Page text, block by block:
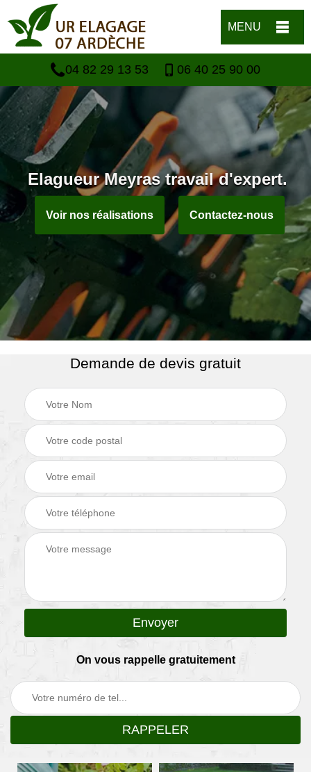
MENU
04 82 29 13 53 06 40 25 90 00
Elagueur Meyras travail d'expert.
Voir nos réalisations Contactez-nous
Demande de devis gratuit
On vous rappelle gratuitement